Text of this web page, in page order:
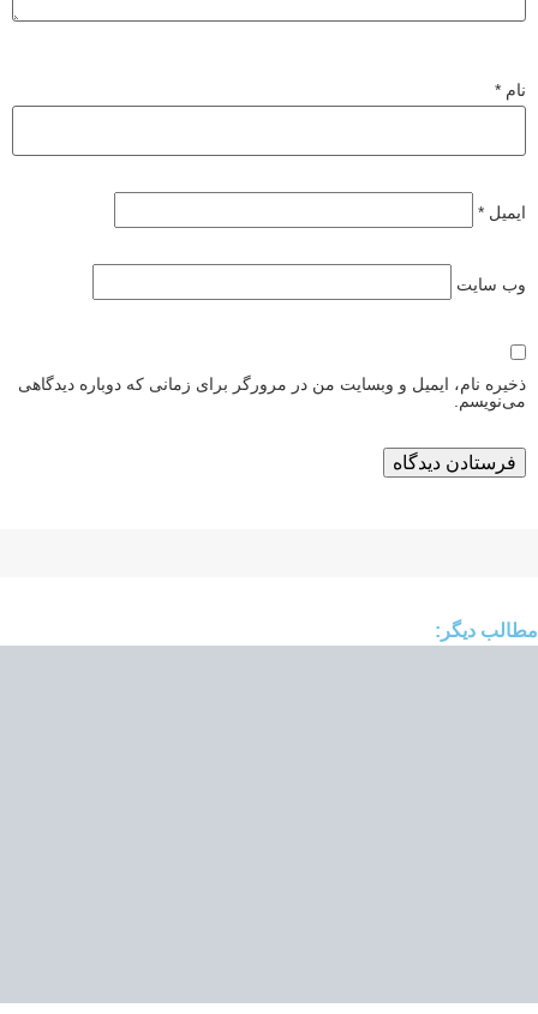
نام *
ایمیل *
وب‌ سایت
ذخیره نام، ایمیل و وبسایت من در مرورگر برای زمانی که دوباره دیدگاهی
می‌نویسم.
مطالب دیگر: